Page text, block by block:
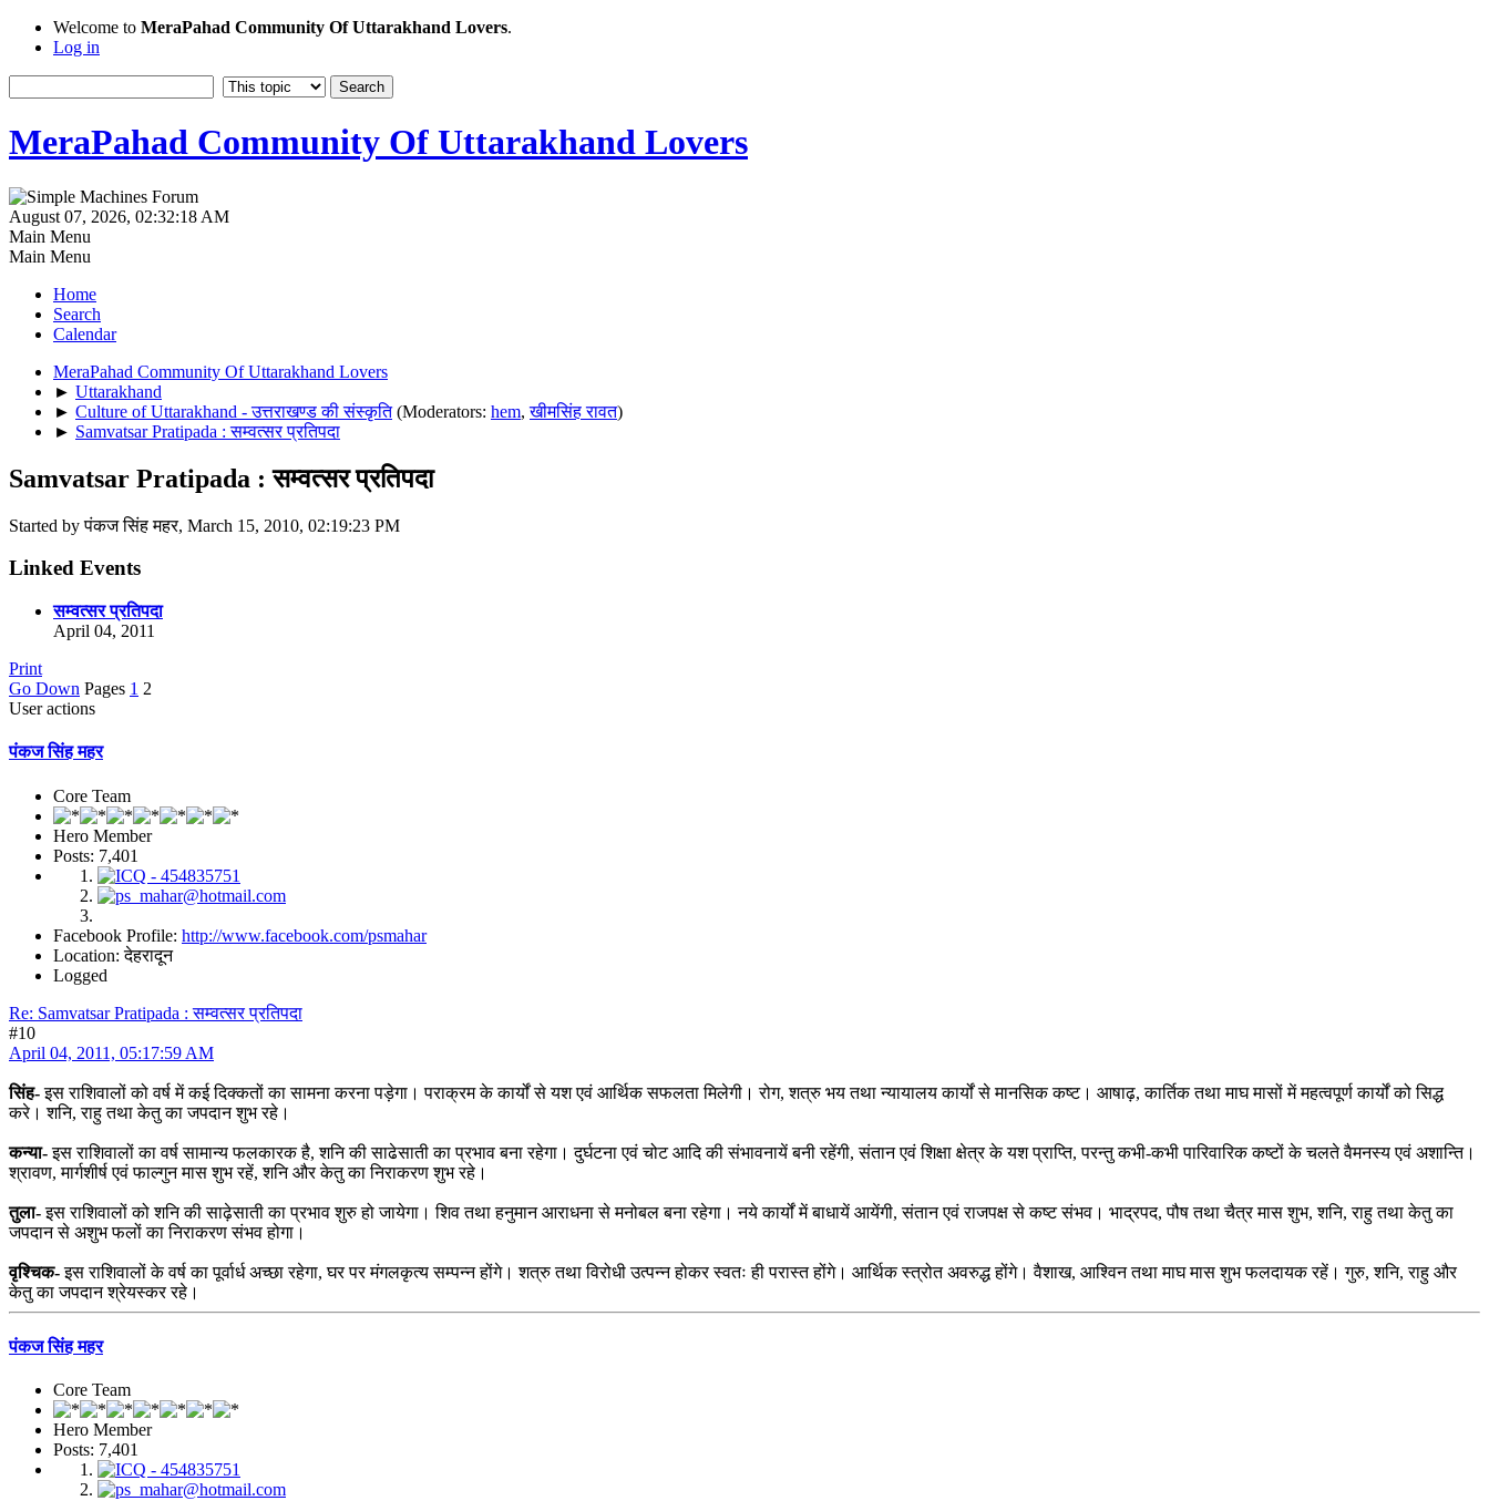
Welcome to MeraPahad Community Of Uttarakhand Lovers.
Log in
MeraPahad Community Of Uttarakhand Lovers
August 07, 2026, 02:32:18 AM
Main Menu
Main Menu
Home
Search
Calendar
MeraPahad Community Of Uttarakhand Lovers
► Uttarakhand
► Culture of Uttarakhand - उत्तराखण्ड की संस्कृति (Moderators: hem,खीमसिंह रावत)
► Samvatsar Pratipada : सम्वत्सर प्रतिपदा
Samvatsar Pratipada : सम्वत्सर प्रतिपदा
Started by पंकज सिंह महर, March 15, 2010, 02:19:23 PM
Linked Events
सम्वत्सर प्रतिपदा
April 04, 2011
Print
Go Down Pages 1 2
User actions
पंकज सिंह महर
Core Team
Hero Member
Posts: 7,401
Facebook Profile: http://www.facebook.com/psmahar
Location: देहरादून
Logged
Re: Samvatsar Pratipada : सम्वत्सर प्रतिपदा
#10
April 04, 2011, 05:17:59 AM
सिंह-इस राशिवालों को वर्ष में कई दिक्कतों का सामना करना पड़ेगा। पराक्रम के कार्यों से यश एवं आर्थिक सफलता मिलेगी। रोग, शत्रु भय तथा न्यायालय कार्यों से मानसिक कष्ट। आषाढ़, कार्तिक तथा माघ मासों में महत्वपूर्ण कार्यों को सिद्ध
करे। शनि, राहु तथा केतु का जपदान शुभ रहे।
कन्या-इस राशिवालों का वर्ष सामान्य फलकारक है, शनि की साढेसाती का प्रभाव बना रहेगा। दुर्घटना एवं चोट आदि की संभावनायें बनी रहेंगी, संतान एवं शिक्षा क्षेत्र के यश प्राप्ति, परन्तु कभी-कभी पारिवारिक कष्टों के चलते वैमनस्य एवं अशान्ति।
श्रावण, मार्गशीर्ष एवं फाल्गुन मास शुभ रहें, शनि और केतु का निराकरण शुभ रहे।
तुला-इस राशिवालों को शनि की साढ़ेसाती का प्रभाव शुरु हो जायेगा। शिव तथा हनुमान आराधना से मनोबल बना रहेगा। नये कार्यों में बाधायें आयेंगी, संतान एवं राजपक्ष से कष्ट संभव। भाद्रपद, पौष तथा चैत्र मास शुभ, शनि, राहु तथा केतु का
जपदान से अशुभ फलों का निराकरण संभव होगा।
वृश्चिक-इस राशिवालों के वर्ष का पूर्वार्ध अच्छा रहेगा, घर पर मंगलकृत्य सम्पन्न होंगे। शत्रु तथा विरोधी उत्पन्न होकर स्वतः ही परास्त होंगे। आर्थिक स्त्रोत अवरुद्ध होंगे। वैशाख, आश्विन तथा माघ मास शुभ फलदायक रहें। गुरु, शनि, राहु और
केतु का जपदान श्रेयस्कर रहे।
पंकज सिंह महर
Core Team
Hero Member
Posts: 7,401